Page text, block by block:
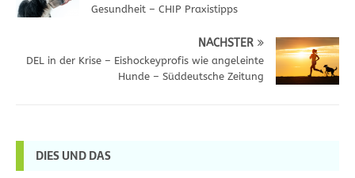
Gesundheit – CHIP Praxistipps
NÄCHSTER
DEL in der Krise – Eishockeyprofis wie angeleinte
Hunde – Süddeutsche Zeitung
DIES UND DAS